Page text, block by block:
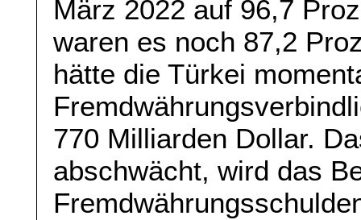
März 2022 auf 96,7
waren es noch 87,2
hätte die Türkei
770 Milliarden Dollar.
abschwächt, wird das